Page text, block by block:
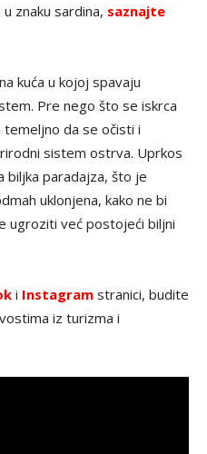
znaku sardina, saznajte
kuća u kojoj spavaju
Pre nego što se iskrca
temeljno da se očisti i
sistem ostrva. Uprkos
biljka paradajza, što je
uklonjena, kako ne bi
ugroziti već postojeći biljni
i Instagram stranici, budite
iz turizma i